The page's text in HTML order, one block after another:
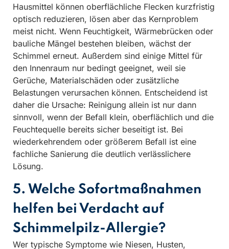
Hausmittel können oberflächliche Flecken kurzfristig
optisch reduzieren, lösen aber das Kernproblem
meist nicht. Wenn Feuchtigkeit, Wärmebrücken oder
bauliche Mängel bestehen bleiben, wächst der
Schimmel erneut. Außerdem sind einige Mittel für
den Innenraum nur bedingt geeignet, weil sie
Gerüche, Materialschäden oder zusätzliche
Belastungen verursachen können. Entscheidend ist
daher die Ursache: Reinigung allein ist nur dann
sinnvoll, wenn der Befall klein, oberflächlich und die
Feuchtequelle bereits sicher beseitigt ist. Bei
wiederkehrendem oder größerem Befall ist eine
fachliche Sanierung die deutlich verlässlichere
Lösung.
5. Welche Sofortmaßnahmen
helfen bei Verdacht auf
Schimmelpilz-Allergie?
Wer typische Symptome wie Niesen, Husten,